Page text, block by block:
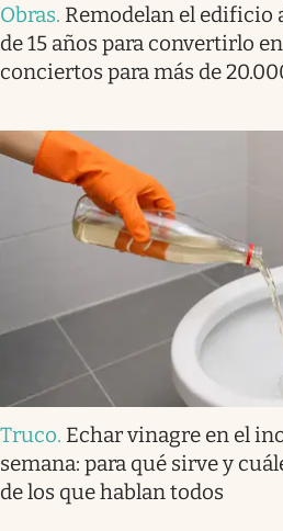
Obras. Remodelan el edificio
de 15 años para convertirlo
conciertos para más de
Truco. Echar vinagre en el
semana: para qué sirve y
de los que hablan todos